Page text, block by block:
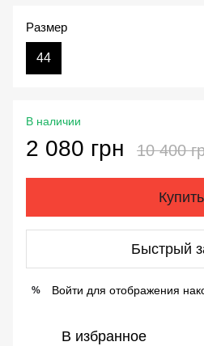
Размер
44
В наличии
2 080 грн 10 400
Купить
Быстрый
% Войти для отображения
В избранное